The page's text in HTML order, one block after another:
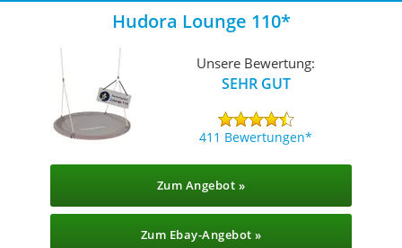
Hudora Lounge 110
Unsere Bewertung:
SEHR GUT
411 Bewertungen
Zum Angebot »
Zum Ebay-Angebot »